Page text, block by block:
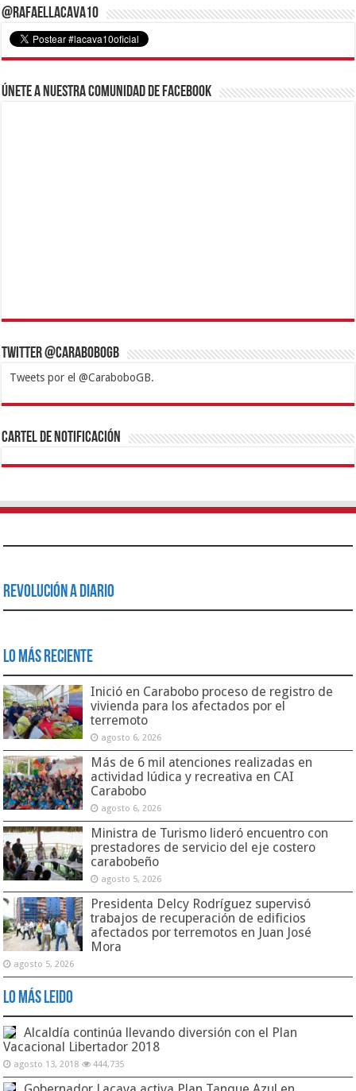
@RafaelLacava10
Únete a nuestra comunidad de Facebook
Twitter @CaraboboGB
Tweets por el @CaraboboGB.
1xbetBetturkeyBetistKralbetSupertotobetTipobetMatadorbetMariobet
https://mvbcasino.com/
Cartel de Notificación
Revolución a Diario
Lo Más Reciente
Inició en Carabobo proceso de registro de
vivienda para los afectados por el
terremoto
agosto 6, 2026
Más de 6 mil atenciones realizadas en
actividad lúdica y recreativa en CAI
Carabobo
agosto 6, 2026
Ministra de Turismo lideró encuentro con
prestadores de servicio del eje costero
carabobeño
agosto 5, 2026
Presidenta Delcy Rodríguez supervisó
trabajos de recuperación de edificios
afectados por terremotos en Juan José
Mora
agosto 5, 2026
Lo Más Leido
Alcaldía continúa llevando diversión con el Plan
Vacacional Libertador 2018
agosto 13, 2018 444,735